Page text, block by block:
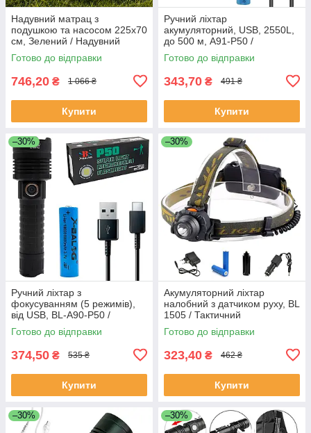
Надувний матрац з
подушкою та насосом 225х70
см, Зелений / Надувний
каремат туристичний
Готово до відправки
746,20 ₴ 1 066 ₴
Купити
Ручний ліхтар
акумуляторний, USB, 2550L,
до 500 м, A91-P50 /
Водонепроникний ліхтарик /
Тактичний ліхтар
Готово до відправки
343,70 ₴ 491 ₴
Купити
–30%
Ручний ліхтар з
фокусуванням (5 режимів),
від USB, BL-A90-P50 /
Кишеньковий ліхтарик /
Тактичний ліхтарик
Готово до відправки
374,50 ₴ 535 ₴
Купити
–30%
Акумуляторний ліхтар
налобний з датчиком руху, BL
1505 / Тактичний
світлодіодний ліхтарик на
голову
Готово до відправки
323,40 ₴ 462 ₴
Купити
–30% –30%